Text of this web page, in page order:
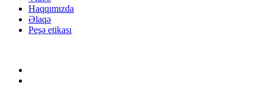
Haqqımızda
Əlaqə
Peşə etikası